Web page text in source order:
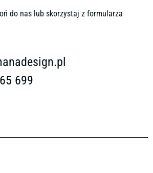
do nas lub skorzystaj z formularza
699